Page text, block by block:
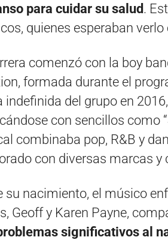
para cuidar su salud.
quienes esperaban verlo
comenzó con la boy
formada durante el
indefinida del grupo en
con sencillos como
combinaba pop, R&B y
con diversas marcas y
su nacimiento, el músico
Geoff y Karen Payne,
significativos al